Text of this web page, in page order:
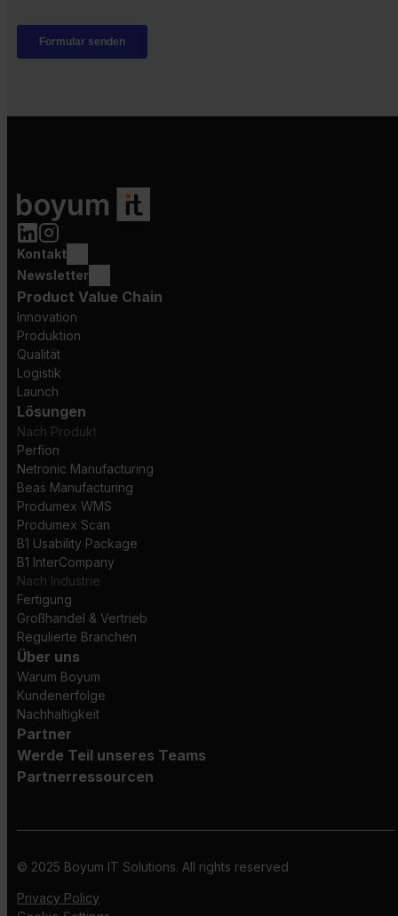
Kontakt
Newsletter
Product Value Chain
Innovation
Produktion
Qualität
Logistik
Launch
Lösungen
Nach Produkt
Perfion
Netronic Manufacturing
Beas Manufacturing
Produmex WMS
Produmex Scan
B1 Usability Package
B1 InterCompany
Nach Industrie
Fertigung
Großhandel & Vertrieb
Regulierte Branchen
Über uns
Warum Boyum
Kundenerfolge
Nachhaltigkeit
Partner
Werde Teil unseres Teams
Partnerressourcen
© 2025 Boyum IT Solutions. All rights reserved
Privacy Policy